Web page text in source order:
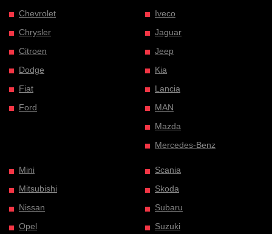
Chevrolet
Chrysler
Citroen
Dodge
Fiat
Ford
Iveco
Jaguar
Jeep
Kia
Lancia
MAN
Mazda
Mercedes-Benz
Mini
Mitsubishi
Nissan
Opel
Scania
Skoda
Subaru
Suzuki